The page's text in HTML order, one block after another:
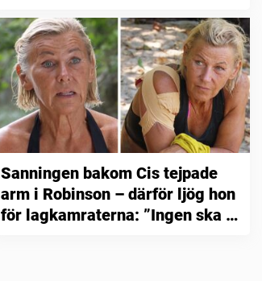
Sanningen bakom Cis tejpade
arm i Robinson – därför ljög hon
för lagkamraterna: ”Ingen ska få